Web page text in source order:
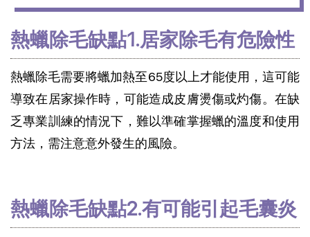
熱蠟除毛缺點1.居家除毛有危險性
熱蠟除毛需要將蠟加熱至65度以上才能使用，這可能
導致在居家操作時，可能造成皮膚燙傷或灼傷。在缺
乏專業訓練的情況下，難以準確掌握蠟的溫度和使用
方法，需注意意外發生的風險。
熱蠟除毛缺點2.有可能引起毛囊炎